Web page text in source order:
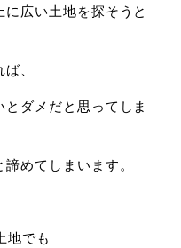
広い土地を探そうと
、
ダメだと思ってしま
めてしまいます。
地でも